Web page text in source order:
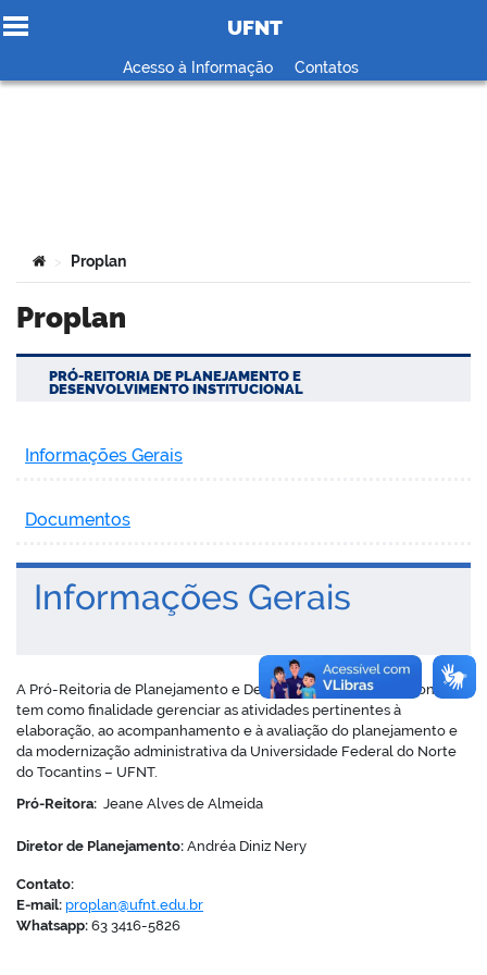
Ir para o conteúdo
UFNT
Acesso à Informação Contatos
Você está aqui:
> Proplan
Proplan
PRÓ-REITORIA DE PLANEJAMENTO E
DESENVOLVIMENTO INSTITUCIONAL
Informações Gerais
Documentos
Informações Gerais
A Pró-Reitoria de Planejamento e Desenvolvimento Institucional
tem como finalidade gerenciar as atividades pertinentes à
elaboração, ao acompanhamento e à avaliação do planejamento e
da modernização administrativa da Universidade Federal do Norte
do Tocantins – UFNT.
Pró-Reitora: Jeane Alves de Almeida
Diretor de Planejamento: Andréa Diniz Nery
Contato:
E-mail: proplan@ufnt.edu.br
Whatsapp: 63 3416-5826